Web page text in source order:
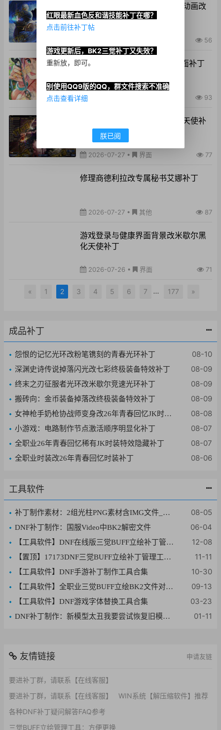
男鬼剑士剑魂阿修罗三觉技能动画改
维吉尔补丁
56
LSP极致绅士侧边栏聊天框界面补丁
2026-07-27 93
拍卖行界面背景改米歇尔黑化天使补
2026-07-27 • 界面 77
修理商德利拉改专属秘书艾娜补丁
2026-07-27 • 其他 87
游戏登录与健康界面背景改米歇尔黑
化天使补丁
2026-07-26 • 界面 71
« 1 2 3 4 5 6 7 ... 177 »
成品补丁
怨恨的记忆光环改粉笔镌刻的青春光环补丁 08-10
深渊史诗传说掉落闪光改七彩终极装备特效补丁 08-09
终末之刃征服者光环改米歇尔竞速光环补丁 08-09
搬砖向：金币装备掉落改终极装备特效补丁 08-09
女神枪手奶枪协战师变身改26年青春回忆JK时装补丁 08-08
小游戏：电路制作节点激活顺序明显化补丁 08-07
全职业26年青春回忆稀有JK时装特效隐藏补丁 08-07
全职业时装改26年青春回忆时装补丁 08-06
工具软件
补丁制作素材：2组光柱PNG素材含IMG文件_编号0010 08-05
DNF补丁制作：国服Video中BK2解密文件 06-04
【工具软件】DNF在线版三觉BUFF立绘补丁管理转换工具 12-08
【置顶】17173DNF三觉BUFF立绘补丁管理工具 V1.0 11-11
【工具软件】DNF手游补丁制作工具合集 10-30
【工具软件】全职业三觉BUFF立绘BK2文件对照表 09-13
【工具软件】DNF游戏字体替换工具合集 03-23
DNF补丁制作：新模型太丑我要尝试恢复旧模型补丁 01-11
友情链接 申请友链
要进补丁群，请联系【在线客服】
要进补丁群，请联系【在线客服】
WIN系统【解压缩软件】推荐
各种DNF补丁疑问解答FAQ参考
三觉BUFF立绘管理工具：方便更换
红眼最新血色反和谐技能补丁在哪？
点击前往补丁帖
游戏更新后，BK2三觉补丁又失效？
重新放，即可。
别使用QQ9版的QQ，群文件搜索不准确
点击查看详细
朕已阅